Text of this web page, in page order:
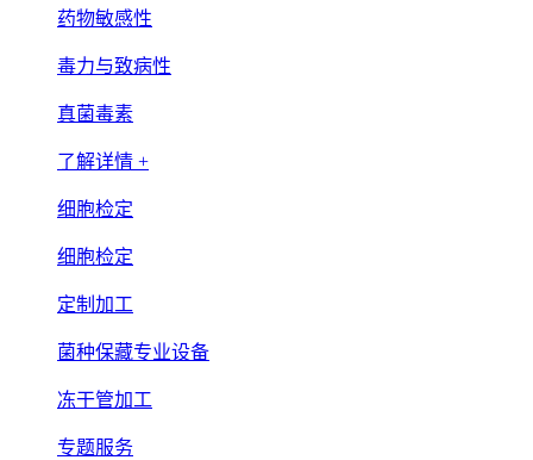
药物敏感性
毒力与致病性
真菌毒素
了解详情 +
细胞检定
细胞检定
定制加工
菌种保藏专业设备
冻干管加工
专题服务